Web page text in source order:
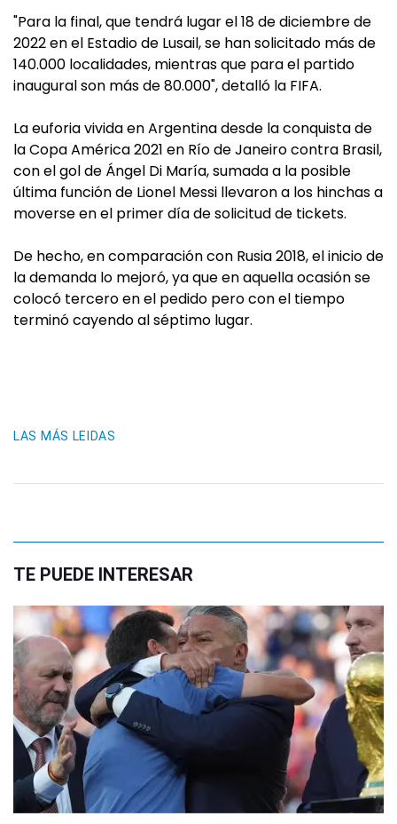
"Para la final, que tendrá lugar el 18 de diciembre de
2022 en el Estadio de Lusail, se han solicitado más de
140.000 localidades, mientras que para el partido
inaugural son más de 80.000", detalló la FIFA.
La euforia vivida en Argentina desde la conquista de
la Copa América 2021 en Río de Janeiro contra Brasil,
con el gol de Ángel Di María, sumada a la posible
última función de Lionel Messi llevaron a los hinchas a
moverse en el primer día de solicitud de tickets.
De hecho, en comparación con Rusia 2018, el inicio de
la demanda lo mejoró, ya que en aquella ocasión se
colocó tercero en el pedido pero con el tiempo
terminó cayendo al séptimo lugar.
LAS MÁS LEIDAS
TE PUEDE INTERESAR